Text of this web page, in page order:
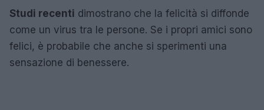
Studi recenti dimostrano che la felicità si diffonde
come un virus tra le persone. Se i propri amici sono
felici, è probabile che anche si sperimenti una
sensazione di benessere.